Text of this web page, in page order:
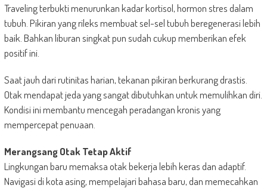
Traveling terbukti menurunkan kadar kortisol, hormon stres dalam
tubuh. Pikiran yang rileks membuat sel-sel tubuh beregenerasi lebih
baik. Bahkan liburan singkat pun sudah cukup memberikan efek
positif ini.
Saat jauh dari rutinitas harian, tekanan pikiran berkurang drastis.
Otak mendapat jeda yang sangat dibutuhkan untuk memulihkan diri.
Kondisi ini membantu mencegah peradangan kronis yang
mempercepat penuaan.
Merangsang Otak Tetap Aktif
Lingkungan baru memaksa otak bekerja lebih keras dan adaptif.
Navigasi di kota asing, mempelajari bahasa baru, dan memecahkan